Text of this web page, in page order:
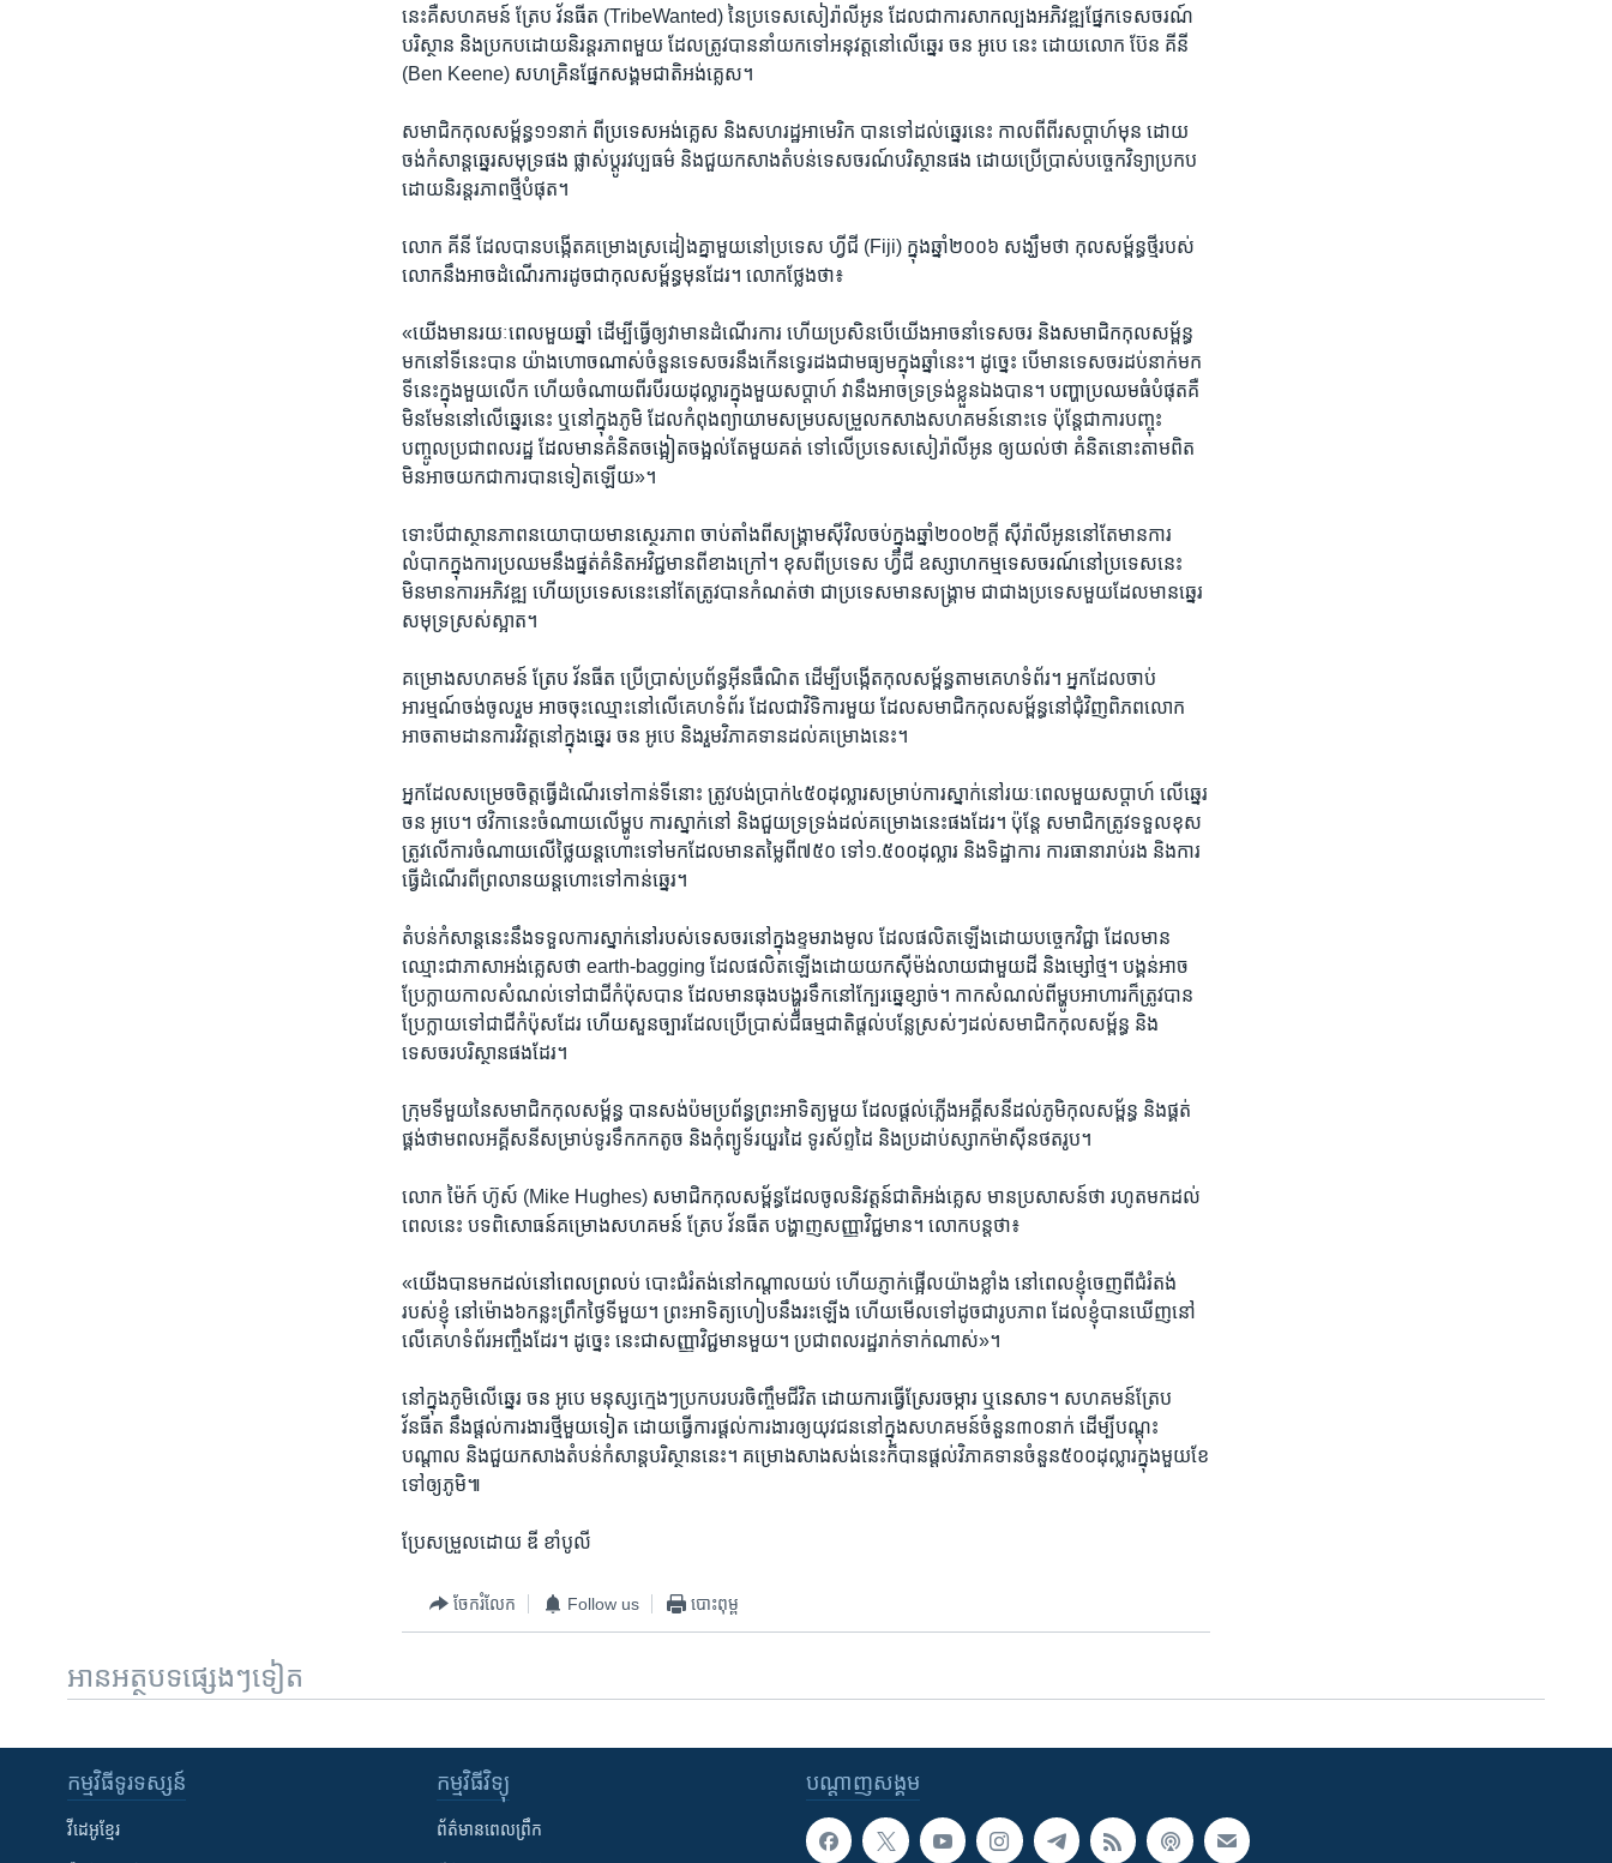
នេះគឺ​សហគមន៍ ត្រែប វ័នធីត (TribeWanted) នៃ​ប្រទេស​សៀរ៉ាលី​អូន ដែល​ជាការ​សាក​ល្បង​អភិវឌ្ឍ​ផ្នែក​ទេសចរណ៍​
បរិស្ថាន និងប្រកប​ដោយនិរន្តរភាពមួយ ដែល​ត្រូវ​បាន​នាំ​យក​ទៅ​អនុវត្តនៅលើ​ឆ្នេរ​ ចន អូបេ ​នេះ ដោយលោក ប៊ែន គីនី
(Ben Keene) សហ​គ្រិនផ្នែកសង្គមជាតិ​អង់​គ្លេស។
សមាជិក​កុល​សម្ព័ន្ធ​១១​នាក់​ ពី​ប្រទេស​អង់​គ្លេស ​និង​សហ​រដ្ឋ​អាមេ​រិក បាន​ទៅដល់​ឆ្នេរ​នេះ ​កាល​ពី​ពីរ​សប្តាហ៍​មុន ដោយ
ចង់​កំសាន្តឆ្នេរ​សមុទ្រ​ផង ផ្លាស់​ប្តូរវប្បធម៌ និងជួយ​កសាង​តំបន់​ទេសចរណ៍​បរិស្ថានផង ដោយប្រើ​ប្រាស់បច្ចេកវិទ្យាប្រកប​
ដោយ​និរន្តរភាព​ថ្មីបំផុត។
លោក​ គីនី ដែល​បាន​បង្កើត​គម្រោង​ស្រដៀង​គ្នា​មួយនៅ​ប្រទេស ​ហ្វីជី (Fiji) ក្នុងឆ្នាំ២០០៦ សង្ឃឹម​ថា​ កុល​សម្ព័ន្ធ​ថ្មី​របស់​
លោក​នឹង​អាច​ដំណើរ​ការ​ដូច​ជា​កុលសម្ព័ន្ធ​មុន​ដែរ។ លោក​ថ្លែង​ថា៖
«យើង​មាន​រយៈ​ពេល​មួយ​ឆ្នាំ​ ដើម្បី​ធ្វើឲ្យ​វា​មាន​ដំណើរ​ការ ហើយ​ប្រសិន​បើ​យើង​អាច​នាំទេសចរ​ និងសមាជិក​កុល​សម្ព័ន្ធ​
មក​នៅ​ទី​នេះបាន​ យ៉ាង​ហោច​ណាស់​ចំនួនទេសចរនឹង​កើន​ទ្វេរ​ដងជា​មធ្យមក្នុង​ឆ្នាំ​នេះ។ ដូច្នេះ​ បើ​មានទេសចរដប់​នាក់​មក​
ទី​នេះ​ក្នុង​មួយ​លើក​ ហើយ​ចំណាយ​ពីរបី​រយ​ដុល្លា​រ​ក្នុង​មួយ​សប្តាហ៍ វា​នឹង​អាច​ទ្រ​ទ្រង់ខ្លួន​ឯង​បាន។​ បញ្ហា​ប្រឈម​ធំ​បំផុតគឺ​
មិន​មែន​នៅ​លើ​ឆ្នេរនេះ ​ឬ​នៅ​ក្នុង​ភូមិ ដែល​កំពុង​ព្យា​យាមសម្រប​សម្រួលកសាង​សហ​គមន៍​នោះ​ទេ ប៉ុន្តែជា​ការ​បញ្ចុះ​
បញ្ចូល​ប្រជា​ពលរដ្ឋ​ ដែល​មានគំនិត​ចង្អៀតចង្អល់តែ​មួយគត់​ ទៅ​លើ​ប្រទេស​សៀរ៉ាលីអូន ឲ្យ​យល់​ថា គំនិត​នោះ​តាម​ពិត​
មិន​អាច​យក​ជា​ការបាន​ទៀត​ឡើយ​»។
ទោះ​បី​ជា​ស្ថាន​ភាព​នយោ​បាយ​មាន​ស្ថេរភាព​ ចាប់​តាំង​ពីសង្រ្គាម​ស៊ី​វិលចប់​ក្នុង​ឆ្នាំ​២០០២ក្តី ​ស៊ីរ៉ាលីអូន​នៅ​តែ​មាន​ការ​
លំបាក​ក្នុង​ការ​ប្រឈមនឹង​ផ្នត់​គំនិត​អវិជ្ជមាន​ពី​ខាង​ក្រៅ។ ខុស​ពីប្រទេស​ ហ្វ៊ីជី​ ឧស្សាហកម្មទេស​ចរណ៍​នៅ​ប្រទេស​នេះ
មិនមានការអភិវឌ្ឍ ហើយ​ប្រទេស​នេះ​នៅ​តែត្រូវបាន​កំណត់​ថា​ ជា​ប្រទេស​មានសង្រ្គាម ជា​ជាង​ប្រទេស​មួយ​ដែល​មានឆ្នេរ​
សមុទ្រស្រស់​ស្អាត។
គម្រោងសហគមន៍​ ត្រែប វ័នធីត​ ​ប្រើ​ប្រាស់​ប្រព័ន្ធ​អ៊ីនធឺណិត ដើម្បី​បង្កើតកុល​សម្ព័ន្ធ​តាម​គេហ​ទំព័រ។ អ្នក​ដែល​ចាប់​
អារម្មណ៍​ចង់​ចូល​រួម​ អាច​ចុះ​ឈ្មោះ​នៅ​លើ​គេហ​ទំព័រ ដែល​ជា​វិទិការ​មួយ ដែលសមាជិក​កុល​សម្ព័ន្ធ​នៅ​ជុំ​វិញ​ពិភព​លោក
អាច​តាម​ដាន​ការ​វិវត្តនៅ​ក្នុងឆ្នេរ ចន អូបេ និង​រួមវិភាគទាន​ដល់​គម្រោងនេះ។
អ្នក​ដែល​សម្រេច​ចិត្ត​ធ្វើ​ដំណើរ​ទៅ​កាន់​ទី​នោះ ត្រូវ​បង់​ប្រាក់​៤៥០​ដុល្លារ​សម្រាប់​ការ​ស្នាក់​នៅ​រយៈ​ពេល​មួយ​សប្តាហ៍ លើ​ឆ្នេរ
ចន អូបេ។ ថវិកា​នេះ​ចំណាយ​លើ​ម្ហូប ការ​ស្នាក់​នៅ​ និង​ជួយ​ទ្រ​ទ្រង់​ដល់​គម្រោងនេះ​ផង​ដែរ។ ប៉ុន្តែ សមាជិកត្រូវ​ទទួល​ខុស​
ត្រូវ​លើ​ការ​ចំណាយលើថ្លៃ​យន្ត​ហោះ​ទៅ​មកដែល​មាន​តម្លៃ​ពី៧៥០ ទៅ​១.៥០០ដុល្លារ​ និង​ទិដ្ឋាការ​ ការ​ធានា​រាប់​រង និង​ការ​
ធ្វើ​ដំណើរ​ពី​ព្រលាន​យន្ត​ហោះ​ទៅកាន់​ឆ្នេរ។
តំបន់​កំសាន្តនេះ​នឹង​ទទួល​ការ​ស្នាក់​នៅ​របស់​ទេសចរនៅ​ក្នុងខ្ទម​រាង​មូល ដែល​ផលិត​ឡើង​ដោយ​បច្ចេក​វិជ្ជា ដែល​មាន​
ឈ្មោះ​ជា​ភាសា​អង់​គ្លេស​ថា earth-bagging ដែល​ផលិត​ឡើង​ដោយ​យក​ស៊ីម៉ង់​លាយ​ជាមួយ​ដី ​និងម្សៅ​ថ្ម។ បង្គន់អាច​
ប្រែ​ក្លាយ​កាល​សំណល់​ទៅ​ជា​ជី​កំប៉ុស​បាន ដែល​មាន​ធុងបង្ហូរទឹកនៅ​ក្បែរ​ឆ្នេ​ខ្សាច់។ កាក​សំណល់​ពី​ម្ហូប​អាហារ​ក៏​ត្រូវ​បាន
ប្រែ​ក្លាយ​ទៅ​ជា​ជី​កំប៉ុសដែរ ហើយ​សួន​ច្បារ​ដែល​ប្រើ​ប្រាស់​ជី​ធម្ម​ជាតិផ្តល់​បន្លែ​ស្រស់ៗដល់សមាជិក​កុល​សម្ព័ន្ធ និង​
ទេសចរបរិស្ថាន​ផង​ដែរ។
ក្រុម​ទីមួយ​នៃ​សមាជិក​កុល​សម្ព័ន្ធ បាន​សង់​ប៉ម​ប្រព័ន្ធ​ព្រះអាទិត្យមួយ​ ដែល​ផ្តល់​ភ្លើងអគ្គីសនី​ដល់ភូមិ​កុល​សម្ព័ន្ធ និង​ផ្គត់​
ផ្គង់​ថាម​ពល​អគ្គីស​នី​សម្រាប់​ទូរទឹក​កក​តូច និង​កុំ​ព្យូទ័រ​យួរដៃ​ ទូរស័ព្ទ​ដៃ​ និងប្រដាប់​ស្សាកម៉ាស៊ីន​ថត​រូប។
លោក ម៉ៃក៍ ហ៊ូស៍ (Mike Hughes) សមាជិក​កុល​សម្ព័ន្ធ​ដែល​ចូល​និវត្តន៍ជាតិ​អង់​គ្លេស មាន​ប្រសាសន៍​ថា រហូត​មក​ដល់​
ពេល​នេះ​ បទ​ពិសោធន៍គម្រោង​សហ​គមន៍ ត្រែប វ័នធីត ​បង្ហាញ​សញ្ញា​វិជ្ជ​មាន។ លោក​បន្ត​ថា៖
«យើង​បាន​មក​ដល់​នៅ​ពេល​ព្រលប់ បោះ​ជំរំ​តង់​នៅ​កណ្តាល​យប់​ ហើយភ្ញាក់​ផ្អើល​យ៉ាង​ខ្លាំង​ នៅ​ពេល​ខ្ញុំ​ចេញ​ពី​ជំរំ​តង់​
របស់​ខ្ញុំ​ នៅ​ម៉ោង​៦កន្លះព្រឹកថ្ងៃ​ទីមួយ​។ ព្រះអាទិត្យ​ហៀប​នឹង​រះឡើង ហើយមើល​ទៅ​ដូចជា​រូប​ភាព​ ដែល​ខ្ញុំ​បាន​ឃើញ​នៅ​
លើ​គេហ​ទំព័រអញ្ចឹងដែរ។​ ដូច្នេះ នេះ​ជា​សញ្ញា​វិជ្ជ​មាន​មួយ។​ ប្រជាពលរដ្ឋ​រាក់​ទាក់ណាស់»។
នៅ​ក្នុង​ភូមិលើ​ឆ្នេរ​ ចន អូបេ មនុស្ស​ក្មេងៗ​ប្រកប​របរចិញ្ចឹម​ជីវិត​ ដោយ​ការ​ធ្វើ​ស្រែរ​ចម្ការ​ ឬ​នេសាទ។ សហ​គមន៍​ត្រែប
វ័នធីត នឹងផ្តល់​ការ​ងារ​ថ្មី​មួយ​ទៀត ដោយ​ធ្វើ​ការ​ផ្តល់​ការ​ងារ​ឲ្យយុវជន​នៅ​ក្នុង​សហគមន៍​ចំនួន​៣០​នាក់ ដើម្បីបណ្តុះ​
បណ្តាល និង​ជួយកសាង​តំបន់​កំសាន្ត​បរិស្ថាន​នេះ។ គម្រោង​សាង​សង់​នេះ​ក៏​បាន​ផ្តល់​វិភាគ​ទាន​ចំនួន៥០០​ដុល្លា​រក្នុង​មួយ​ខែ
ទៅឲ្យភូមិ​៕
ប្រែសម្រួល​ដោយ ឌី​ ខាំបូលី
ចែករំលែក Follow us បោះពុម្ព
អានអត្ថបទផ្សេងៗទៀត
បណ្តាញ​សង្គម
កម្មវិធី​ទូរទស្សន៍
វីដេអូ​ខ្មែរ
កម្មវិធី​វិទ្យុ
ព័ត៌មាន​ពេល​ព្រឹក